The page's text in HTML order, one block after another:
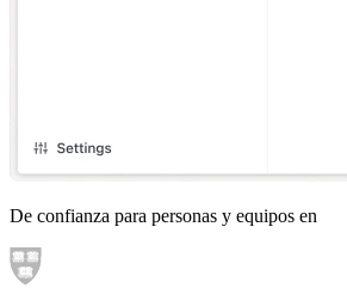
De confianza para personas y equipos en